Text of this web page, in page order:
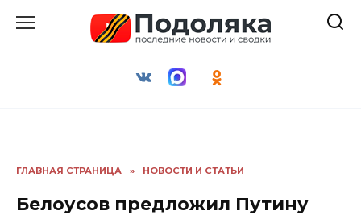
ГЛАВНАЯ СТРАНИЦА » НОВОСТИ И СТАТЬИ
Белоусов предложил Путину